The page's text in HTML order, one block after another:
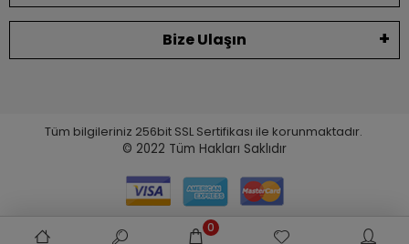
Bize Ulaşın
Tüm bilgileriniz 256bit SSL Sertifikası ile korunmaktadır.
© 2022 Tüm Hakları Saklıdır
0